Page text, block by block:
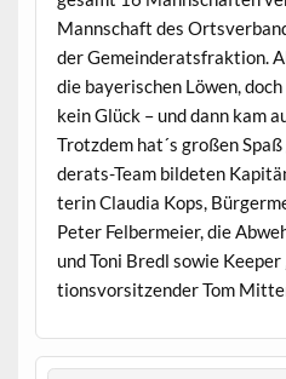
Mannschaft des
der Gemein­der­ats­frak­tion.
die bay­erischen Löwen,
kein Glück – und dann kam
Trotz­dem hat´s großen
der­ats-Team bilde­ten
terin Clau­dia Kops,
Peter Fel­ber­meier, die
und Toni Bredl sowie Keep­er
tionsvor­sitzen­der Tom